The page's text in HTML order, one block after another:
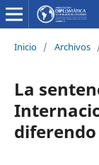
Inicio / Archivos
La